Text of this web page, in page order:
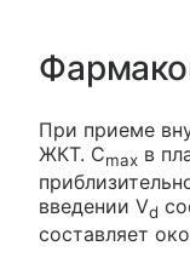
При приеме
ЖКТ. Cmax в
введении Vd
составляет